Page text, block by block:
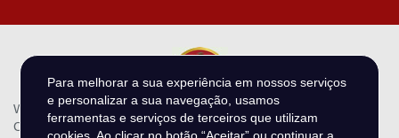
WR Leilões - N DO O MIRANDA LTDA
CNPJ.: 28.216.867/0001-06
Para melhorar a sua experiência em nossos serviços
e personalizar a sua navegação, usamos
ferramentas e serviços de terceiros que utilizam